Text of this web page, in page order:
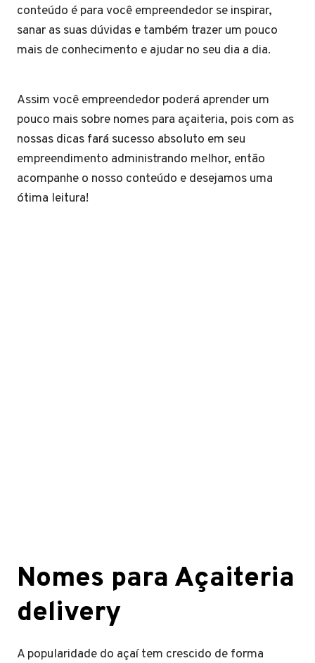
conteúdo é para você empreendedor se inspirar,
sanar as suas dúvidas e também trazer um pouco
mais de conhecimento e ajudar no seu dia a dia.
Assim você empreendedor poderá aprender um
pouco mais sobre nomes para açaiteria, pois com as
nossas dicas fará sucesso absoluto em seu
empreendimento administrando melhor, então
acompanhe o nosso conteúdo e desejamos uma
ótima leitura!
Nomes para Açaiteria
delivery
A popularidade do açaí tem crescido de forma